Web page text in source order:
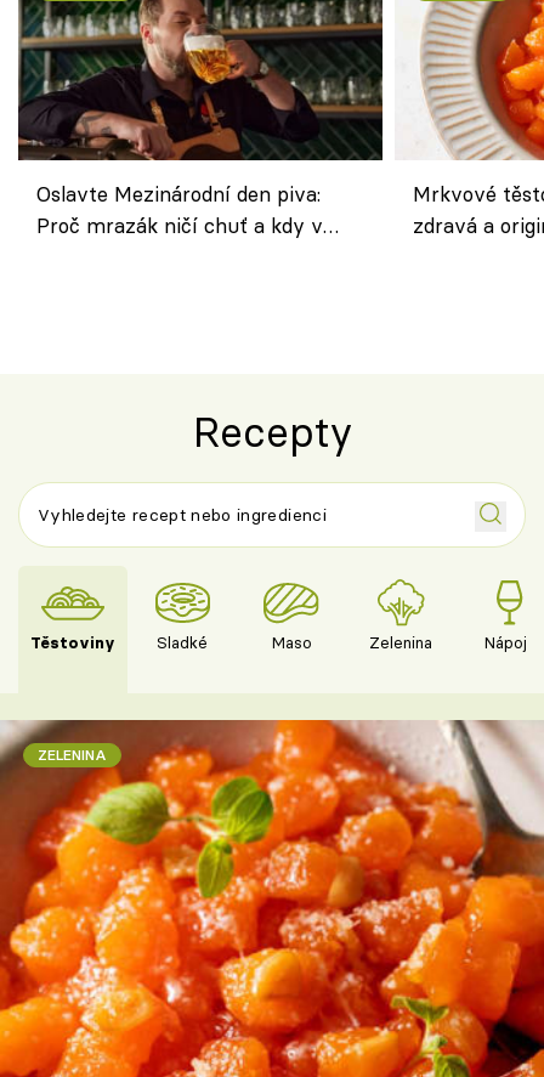
Oslavte Mezinárodní den piva:
Proč mrazák ničí chuť a kdy v
Mrkvové
zdravá a
Recepty
Těstoviny Sladké Maso Zelenina Nápoje
ZELENINA